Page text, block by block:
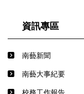
資訊專區
南藝新聞
南藝大事紀要